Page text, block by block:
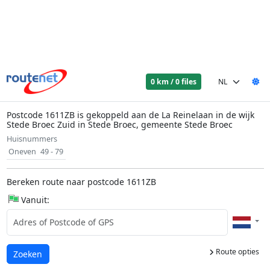
0 km / 0 files
Postcode 1611ZB is gekoppeld aan de La Reinelaan in de wijk
Stede Broec Zuid in Stede Broec, gemeente Stede Broec
Huisnummers
Oneven 49 - 79
Bereken route naar postcode 1611ZB
Vanuit:
Route opties
Laden...
Zoeken